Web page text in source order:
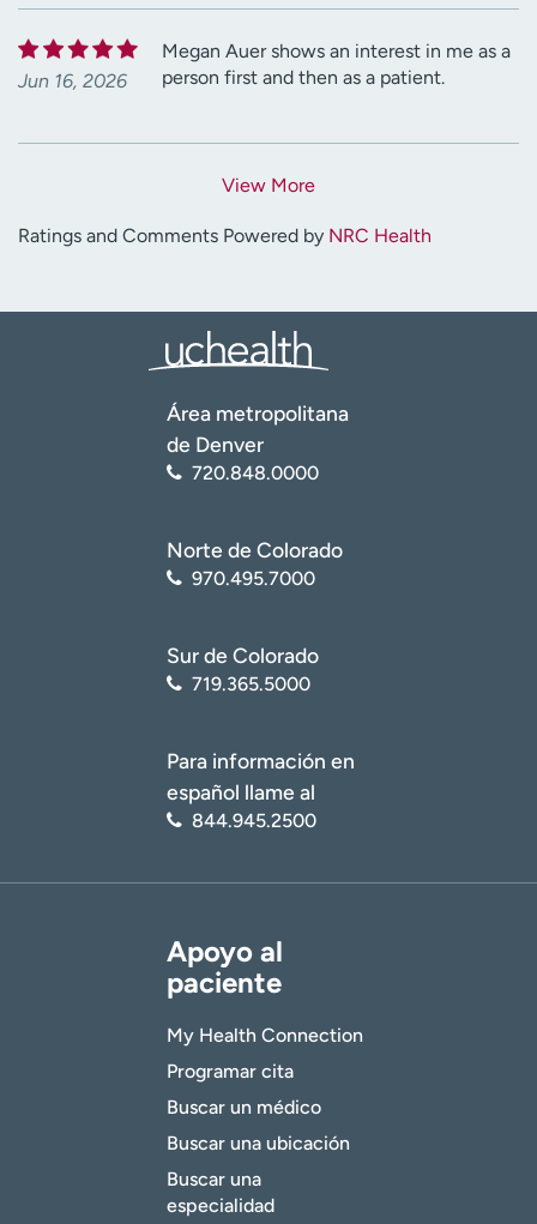
Jun 16, 2026
Megan Auer shows an interest in me as a
person first and then as a patient.
View More
Ratings and Comments Powered by NRC Health
Área metropolitana
de Denver
720.848.0000
Norte de Colorado
970.495.7000
Sur de Colorado
719.365.5000
Para información en
español llame al
844.945.2500
Apoyo al
paciente
My Health Connection
Programar cita
Buscar un médico
Buscar una ubicación
Buscar una
especialidad